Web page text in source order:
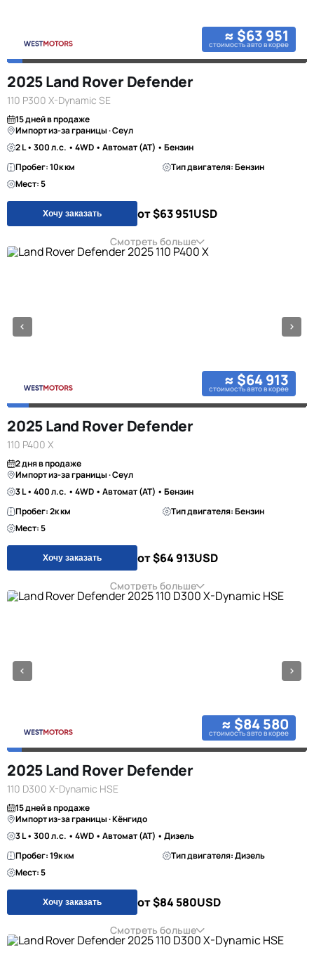
≈ $63 951
стоимость авто в корее
2025 Land Rover Defender
110 P300 X-Dynamic SE
15 дней в продаже
Импорт из-за границы · Сеул
2 L • 300 л.с. • 4WD • Автомат (AT) • Бензин
Пробег: 10к км
Тип двигателя: Бензин
Мест: 5
Хочу заказать от $63 951USD
Смотреть больше
≈ $64 913
стоимость авто в корее
2025 Land Rover Defender
110 P400 X
2 дня в продаже
Импорт из-за границы · Сеул
3 L • 400 л.с. • 4WD • Автомат (AT) • Бензин
Пробег: 2к км
Тип двигателя: Бензин
Мест: 5
Хочу заказать от $64 913USD
Смотреть больше
≈ $84 580
стоимость авто в корее
2025 Land Rover Defender
110 D300 X-Dynamic HSE
15 дней в продаже
Импорт из-за границы · Кёнгидо
3 L • 300 л.с. • 4WD • Автомат (AT) • Дизель
Пробег: 19к км
Тип двигателя: Дизель
Мест: 5
Хочу заказать от $84 580USD
Смотреть больше